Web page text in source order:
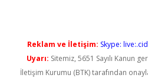
Reklam ve İletişim: Skype:
Uyarı: Sitemiz, 5651 Sayılı Kanun
İletişim Kurumu (BTK) tarafından